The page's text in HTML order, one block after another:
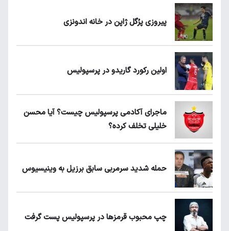
پیروزی پرُگل ژاپن در خانه اندونزی
اولین رکورد گاریدو در پرسپولیس
ماجرای آکادمی پرسپولیس چیست؟ آیا محسن
خلیلی تخلف کرده؟
حمله شدید سرمربی سابق برزیل به وینیسیوس
چپ محبوب قرمزها در پرسپولیس پست گرفت